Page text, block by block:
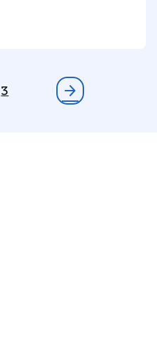
125 bestemd zijn
ISK-2 locatie.
3 arrow_forward